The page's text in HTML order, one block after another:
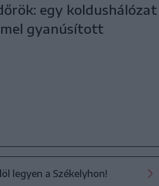
egy koldushálózat
gyanúsított
legyen a Székelyhon!